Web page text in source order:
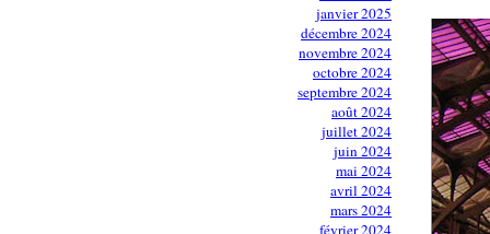
janvier 2025
décembre 2024
novembre 2024
octobre 2024
septembre 2024
août 2024
juillet 2024
juin 2024
mai 2024
avril 2024
mars 2024
février 2024